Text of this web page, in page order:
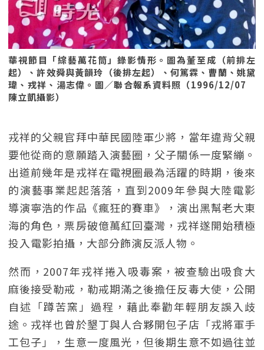
華視節目「綜藝萬花筒」錄影情形。圖為董至成（前排左
起）、許效舜與黃韻玲（後排左起）、何篤霖、曹蘭、姚黛
瑋、戎祥、湯志偉。圖／聯合報系資料照（1996/12/07
陳立凱攝影）
戎祥的父親官拜中華民國陸軍少將，當年違背父親
要他從商的意願踏入演藝圈，父子關係一度緊繃。
出道前幾年是戎祥在電視圈最為活躍的時期，後來
的演藝事業起起落落，直到2009年參與大陸電影
導演寧浩的作品《瘋狂的賽車》，演出黑幫老大東
海的角色，票房破億萬紅回臺灣，戎祥遂開始積極
投入電影拍攝，大部分飾演反派人物。
然而，2007年戎祥捲入吸毒案，被查驗出吸食大
麻後接受勒戒，勒戒期滿之後擔任反毒大使，公開
自述「蹲苦窯」過程，藉此奉勸年輕朋友誤入歧
途。戎祥也曾於墾丁與人合夥開包子店「戎將軍手
工包子」，生意一度風光，但後期生意不如過往並